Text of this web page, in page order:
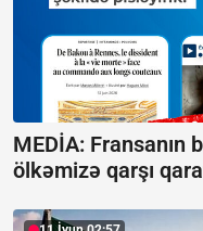
MEDİA: Fransanın
ölkəmizə qarşı